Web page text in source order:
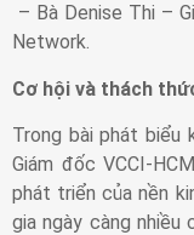
– Bà Denise Thi –
Network.
Cơ hội và thách
Trong bài phát biểu
Giám đốc VCCI-
phát triển của nền
gia ngày càng nhiều